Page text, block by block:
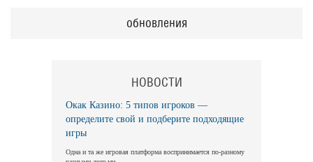
обновления
НОВОСТИ
Окак Казино: 5 типов игроков —
определите свой и подберите подходящие
игры
Одна и та же игровая платформа воспринимается по-разному